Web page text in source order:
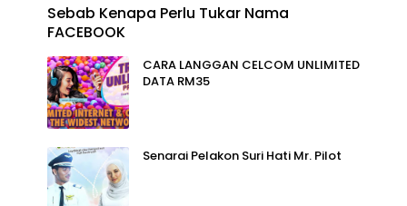
Sebab Kenapa Perlu Tukar Nama
FACEBOOK
CARA LANGGAN CELCOM UNLIMITED
DATA RM35
Senarai Pelakon Suri Hati Mr. Pilot